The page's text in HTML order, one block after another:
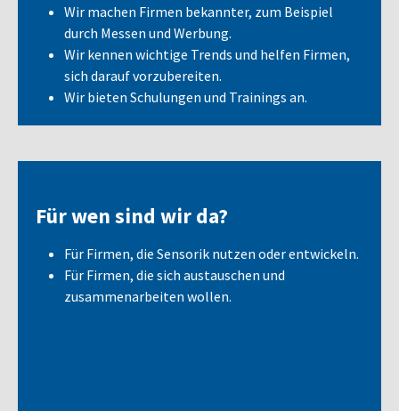
Wir machen Firmen bekannter, zum Beispiel
durch Messen und Werbung.
Wir kennen wichtige Trends und helfen Firmen,
sich darauf vorzubereiten.
Wir bieten Schulungen und Trainings an.
Für wen sind wir da?
Für Firmen, die Sensorik nutzen oder entwickeln.
Für Firmen, die sich austauschen und
zusammenarbeiten wollen.